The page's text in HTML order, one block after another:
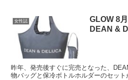
女性誌
GLOW 8
DEAN &
昨年、発売後すぐに完売となった、
物バッグと保冷ボトルホルダーのセッ